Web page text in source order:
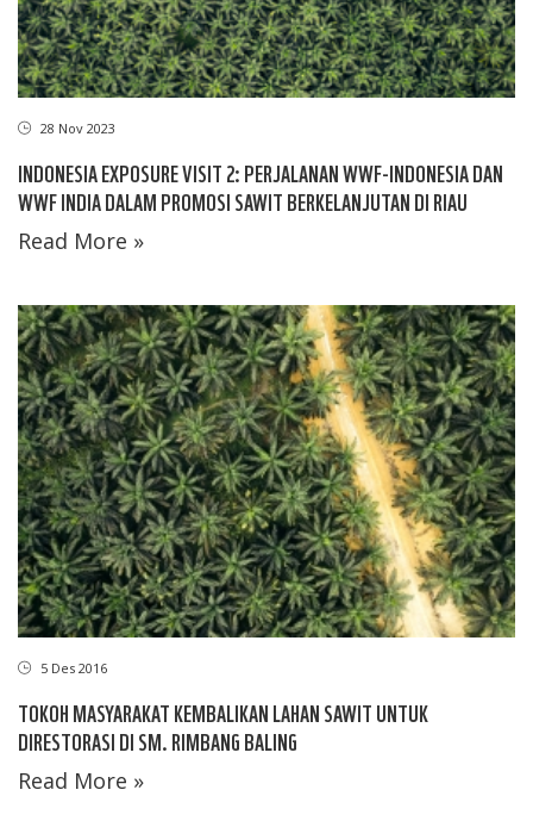
28 Nov 2023
INDONESIA EXPOSURE VISIT 2: PERJALANAN WWF-INDONESIA DAN
WWF INDIA DALAM PROMOSI SAWIT BERKELANJUTAN DI RIAU
Read More »
5 Des 2016
TOKOH MASYARAKAT KEMBALIKAN LAHAN SAWIT UNTUK
DIRESTORASI DI SM. RIMBANG BALING
Read More »